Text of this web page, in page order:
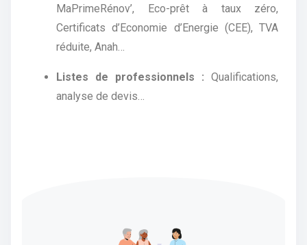
MaPrimeRénov’, Eco-prêt à taux zéro,
Certificats d’Economie d’Energie (CEE), TVA
réduite, Anah…
Listes de professionnels : Qualifications,
analyse de devis…